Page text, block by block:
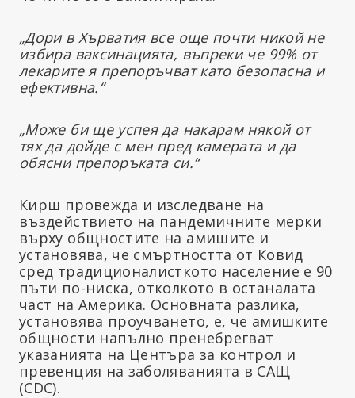
„Дори в Хърватия все още почти никой не
избира ваксинацията, въпреки че 99% от
лекарите я препоръчват като безопасна и
ефективна.“
„Може би ще успея да накарам някой от
тях да дойде с мен пред камерата и да
обясни препоръката си.“
Кирш провежда и изследване на
въздействието на пандемичните мерки
върху общностите на амишите и
установява, че смъртността от Ковид
сред традиционалисткото население е 90
пъти по-ниска, отколкото в останалата
част на Америка. Основната разлика,
установява проучването, е, че амишките
общности напълно пренебрегват
указанията на Центъра за контрол и
превенция на заболяванията в САЩ
(CDC).